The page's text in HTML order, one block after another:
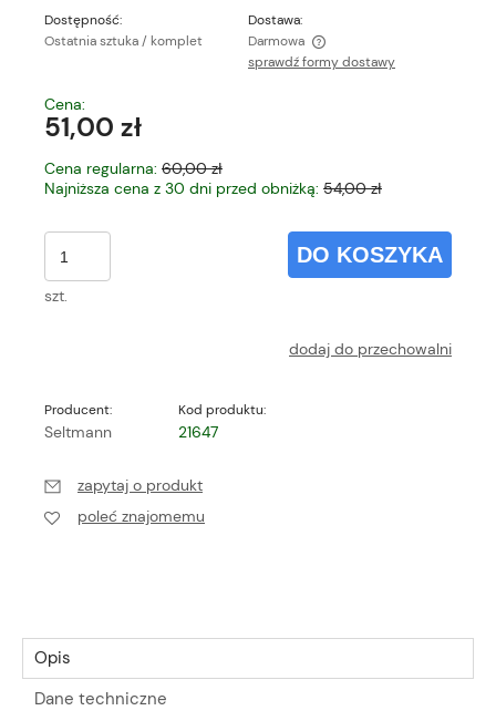
Dostępność:
Ostatnia sztuka / komplet
Dostawa:
Darmowa
Cena nie zawiera ewentualnych kosztów płatności
sprawdź formy dostawy
Cena:
51,00 zł
Cena regularna: 60,00 zł
Najniższa cena z 30 dni przed obniżką: 54,00 zł
szt.
DO KOSZYKA
dodaj do przechowalni
Producent:
Seltmann
Kod produktu:
21647
zapytaj o produkt
poleć znajomemu
Opis
Dane techniczne